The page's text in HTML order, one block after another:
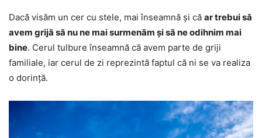
Dacă visăm un cer cu stele, mai înseamnă și că ar trebui să
avem grijă să nu ne mai surmenăm și să ne odihnim mai
bine. Cerul tulbure înseamnă că avem parte de griji
familiale, iar cerul de zi reprezintă faptul că ni se va realiza
o dorință.